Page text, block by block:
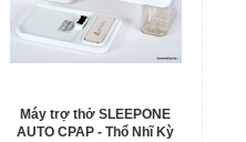
Máy trợ thở SLEEPONE
AUTO CPAP - Thổ Nhĩ Kỳ